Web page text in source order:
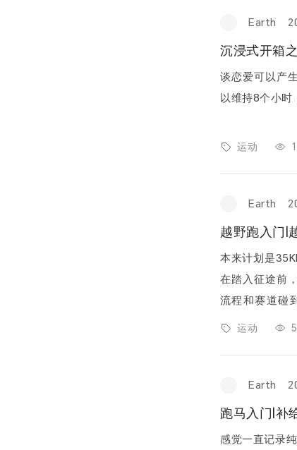
Earth
沉浸式开箱
谈恋爱可以产
以维持8个小时
运动
Earth
越野跑入门|
本来计划是
在踏入征途前
流程和赛道碰到的
潮，研究了一
运动
Earth
跑马入门|补
感觉一直记录